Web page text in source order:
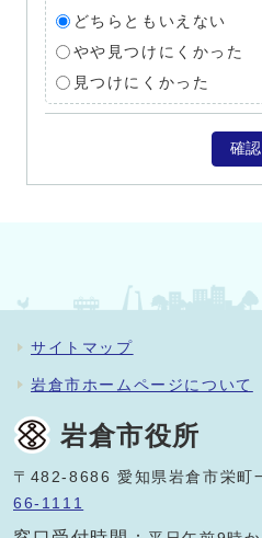
どちらともいえない
やや見つけにくかった
見つけにくかった
確認
サイトマップ
岩倉市ホームページについて
岩倉市役所
〒482-8686 愛知県岩倉市栄
66-1111